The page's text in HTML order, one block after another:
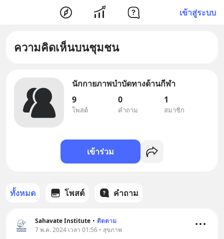
เข้าสู่ระบบ
ความคิดเห็นบนชุมชน
นักกายภาพบำบัดทางด้านกีฬา
9
โพสต์
0
คำถาม
1
สมาชิก
เข้าร่วม
ทั้งหมด โพสต์ คำถาม
Sahavate Institute • ติดตาม
7 พ.ค. 2024 เวลา 01:56 • สุขภาพ